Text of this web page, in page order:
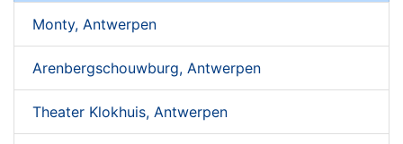
Monty, Antwerpen
Arenbergschouwburg, Antwerpen
Theater Klokhuis, Antwerpen